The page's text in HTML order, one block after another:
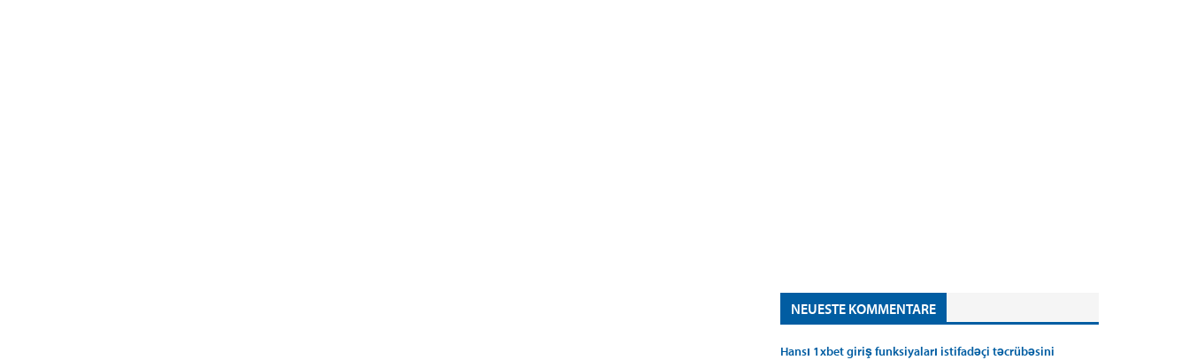
NEUESTE KOMMENTARE
Hansı 1xbet giriş funksiyaları istifadəçi təcrübəsini